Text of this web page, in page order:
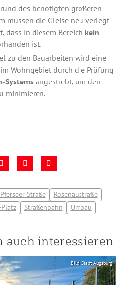
des benötigten größeren
müssen die Gleise neu verlegt
dass in diesem Bereich kein
ist.
zu den Bauarbeiten wird eine
im Wohngebiet durch die Prüfung
Systems angestrebt, um den
minimieren.
Pferseer Straße
Rosenaustraße
Straßenbahn Umbau
auch interessieren
Bild: Stadt Augsburg